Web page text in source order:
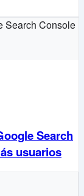
Search
usuarios